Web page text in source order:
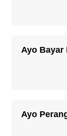
Ayo Bayar
Ayo